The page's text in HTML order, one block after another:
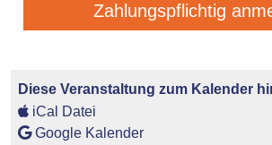
Zahlungspflichtig
Diese Veranstaltung zum Kalender
iCal Datei
Google Kalender